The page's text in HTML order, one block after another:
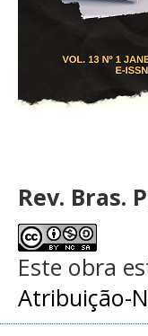
Rev. Bras.
Este obra
Atribuição-